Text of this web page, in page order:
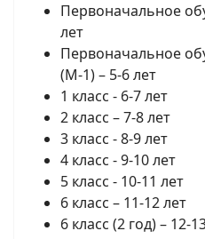
Первоначальное
лет
Первоначальное
(М-1) – 5-6 лет
1 класс - 6-7 лет
2 класс – 7-8 лет
3 класс - 8-9 лет
4 класс - 9-10 лет
5 класс - 10-11 лет
6 класс – 11-12 лет
6 класс (2 год) – 12-